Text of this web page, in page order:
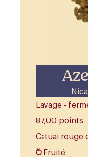
Lavage -
87,00 points
Catuai rouge
Fruité